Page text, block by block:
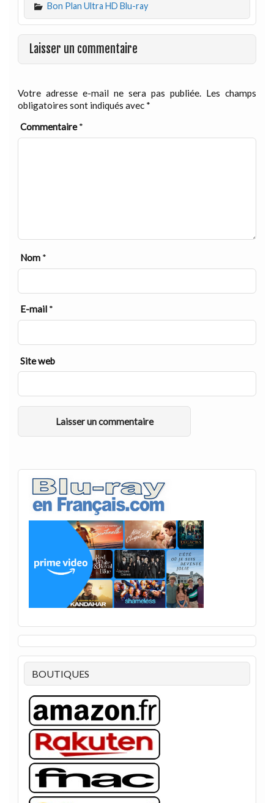
Bon Plan Ultra HD Blu-ray
Laisser un commentaire
Votre adresse e-mail ne sera pas publiée. Les champs
obligatoires sont indiqués avec *
Commentaire*
Nom *
E-mail *
Site web
BOUTIQUES